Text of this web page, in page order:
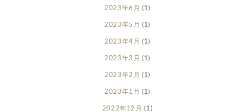
2023年6月 (1)
2023年5月 (1)
2023年4月 (1)
2023年3月 (1)
2023年2月 (1)
2023年1月 (1)
2022年12月 (1)